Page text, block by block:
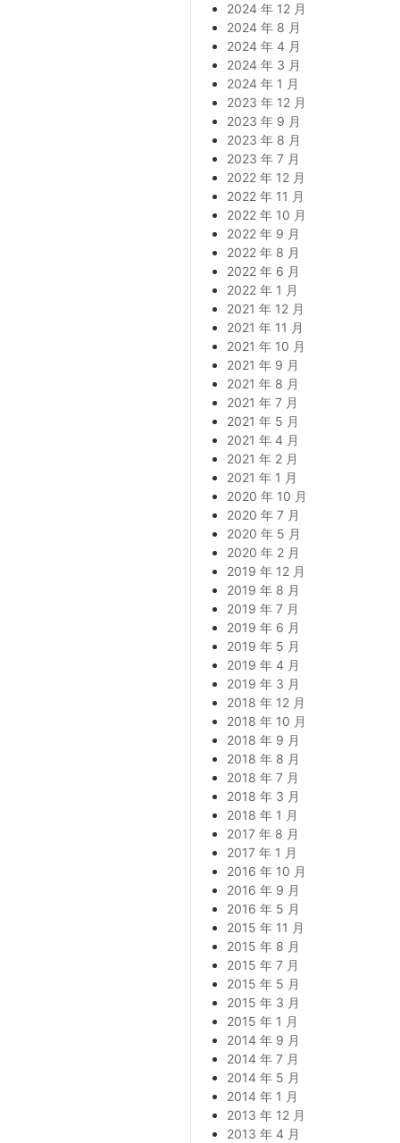
2024 年 12 月
2024 年 8 月
2024 年 4 月
2024 年 3 月
2024 年 1 月
2023 年 12 月
2023 年 9 月
2023 年 8 月
2023 年 7 月
2022 年 12 月
2022 年 11 月
2022 年 10 月
2022 年 9 月
2022 年 8 月
2022 年 6 月
2022 年 1 月
2021 年 12 月
2021 年 11 月
2021 年 10 月
2021 年 9 月
2021 年 8 月
2021 年 7 月
2021 年 5 月
2021 年 4 月
2021 年 2 月
2021 年 1 月
2020 年 10 月
2020 年 7 月
2020 年 5 月
2020 年 2 月
2019 年 12 月
2019 年 8 月
2019 年 7 月
2019 年 6 月
2019 年 5 月
2019 年 4 月
2019 年 3 月
2018 年 12 月
2018 年 10 月
2018 年 9 月
2018 年 8 月
2018 年 7 月
2018 年 3 月
2018 年 1 月
2017 年 8 月
2017 年 1 月
2016 年 10 月
2016 年 9 月
2016 年 5 月
2015 年 11 月
2015 年 8 月
2015 年 7 月
2015 年 5 月
2015 年 3 月
2015 年 1 月
2014 年 9 月
2014 年 7 月
2014 年 5 月
2014 年 1 月
2013 年 12 月
2013 年 4 月